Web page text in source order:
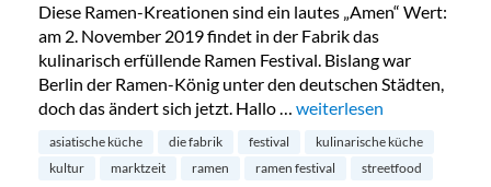
Diese Ramen-Kreationen sind ein lautes „Amen“ Wert:
am 2. November 2019 findet in der Fabrik das
kulinarisch erfüllende Ramen Festival. Bislang war
Berlin der Ramen-König unter den deutschen Städten,
doch das ändert sich jetzt. Hallo … „Ramen Festival in
weiterlesen
asiatische küche die fabrik festival
kulinarische küche
kultur
marktzeit ramen ramen festival streetfood